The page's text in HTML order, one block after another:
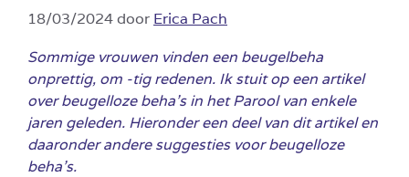
18/03/2024door Erica Pach
Sommige vrouwen vinden een beugelbeha
onprettig, om -tig redenen. Ik stuit op een artikel
over beugelloze beha’s in het Parool van enkele
jaren geleden. Hieronder een deel van dit artikel en
daaronder andere suggesties voor beugelloze
beha’s.